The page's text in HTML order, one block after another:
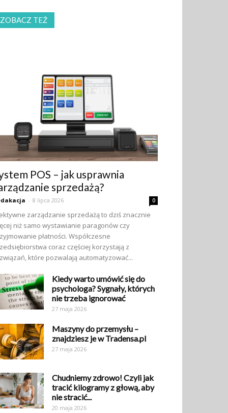
ZOBACZ TEŻ
POS – jak usprawnia
sprzedażą?
- 8 lipca 2026 0
zarządzanie sprzedażą to dziś znacznie
niż samo wystawianie paragonów czy
płatności. Współczesne
coraz częściej korzystają z
które pozwalają automatyzować...
Kiedy warto umówić się do
psychologa? Sygnały, których
nie trzeba ignorować
27 maja 2026
Maszyny do przemysłu –
znajdziesz je w Tradensa.pl
27 maja 2026
Chudniemy zdrowo! Czyli jak
tracić kilogramy z głową, aby
nie stracić...
20 maja 2026